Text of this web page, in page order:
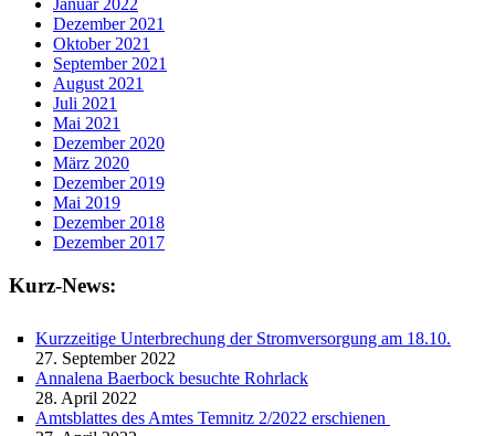
Dezember 2021
Oktober 2021
September 2021
August 2021
Juli 2021
Mai 2021
Dezember 2020
März 2020
Dezember 2019
Mai 2019
Dezember 2018
Dezember 2017
Kurz-News:
Kurzzeitige Unterbrechung der Stromversorgung am 18.10.
27. September 2022
Annalena Baerbock besuchte Rohrlack
28. April 2022
Amtsblattes des Amtes Temnitz 2/2022 erschienen